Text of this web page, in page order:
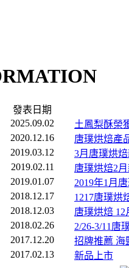
發表日期
2025.09.02
土鳳梨酥榮
2020.12.16
唐璞烘焙產
2019.03.12
3月唐璞烘
2019.02.11
唐璞烘焙2
2019.01.07
2019年1月
2018.12.17
1217唐璞烘
2018.12.03
唐璞烘焙 12
2018.02.26
2/26-3/11唐
2017.12.20
招牌推薦 海
2017.02.13
新品上市